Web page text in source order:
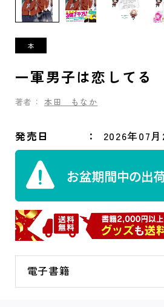
一軍男子は恋してる
著者： 本田 もなか
発売日 2026年07月
電子書籍